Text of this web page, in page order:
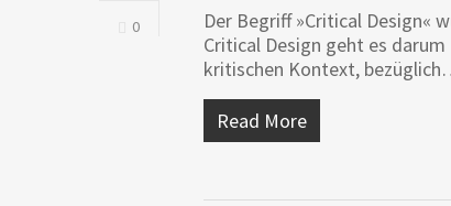
0
Der Begriff »Critical Design«
Critical Design geht es
kritischen Kontext,
Read More